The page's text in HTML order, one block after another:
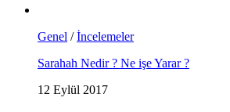
Genel /İncelemeler
Sarahah Nedir ? Ne işe Yarar ?
12 Eylül 2017